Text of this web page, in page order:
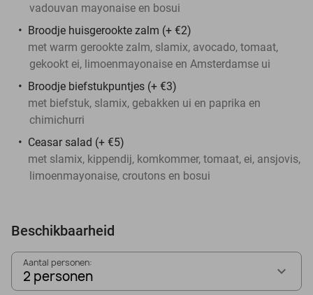
vadouvan mayonaise en bosui
Broodje huisgerookte zalm (+ €2)
met warm gerookte zalm, slamix, avocado, tomaat,
gekookt ei, limoenmayonaise en Amsterdamse ui
Broodje biefstukpuntjes (+ €3)
met biefstuk, slamix, gebakken ui en paprika en
chimichurri
Ceasar salad (+ €5)
met slamix, kippendij, komkommer, tomaat, ei, ansjovis,
limoenmayonaise, croutons en bosui
Beschikbaarheid
Aantal personen:
2 personen